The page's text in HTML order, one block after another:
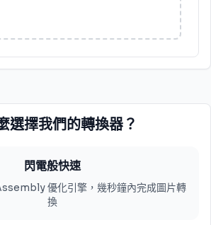
選擇我們的轉換器？
閃電般快速
優化引擎，幾秒鐘內完成圖片轉
換